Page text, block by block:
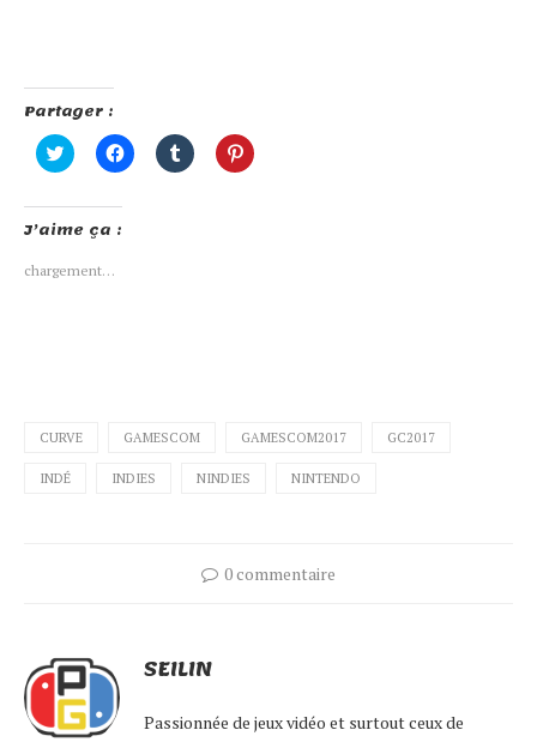
Partager :
Cliquez
pour
Twitter(ouvre
dans
une
fenêtre)
Cliquez
pour
Cliquez
pour
Cliquez
pour
J’aime ça :
chargement…
CURVE GAMESCOM GAMESCOM2017 GC2017
INDÉ INDIES NINDIES NINTENDO
0 commentaire
SEILIN
Passionnée de jeux vidéo et surtout ceux de